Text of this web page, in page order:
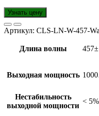
Узнать цену
Артикул: CLS-LN-W-457-
Длина волны
Выходная мощность
Нестабильность
выходной мощности
<